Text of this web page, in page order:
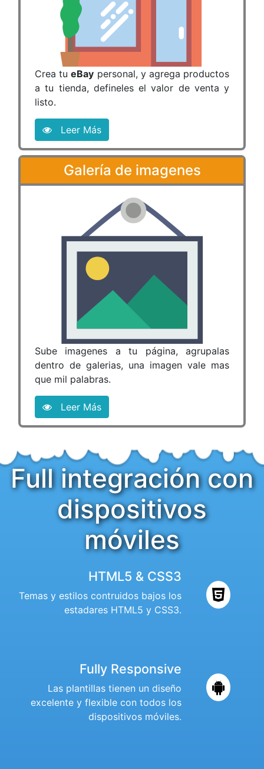
Crea tueBay personal, y agrega productos
a tu tienda, defineles el valor de venta y
listo.
Leer Más
Galería de imagenes
Sube imagenes a tu página, agrupalas
dentro de galerias, una imagen vale mas
que mil palabras.
Leer Más
Full integración con
dispositivos
móviles
HTML5 & CSS3
Temas y estilos contruidos bajos los
estadares HTML5 y CSS3.
Fully Responsive
Las plantillas tienen un diseño
excelente y flexible con todos los
dispositivos móviles.